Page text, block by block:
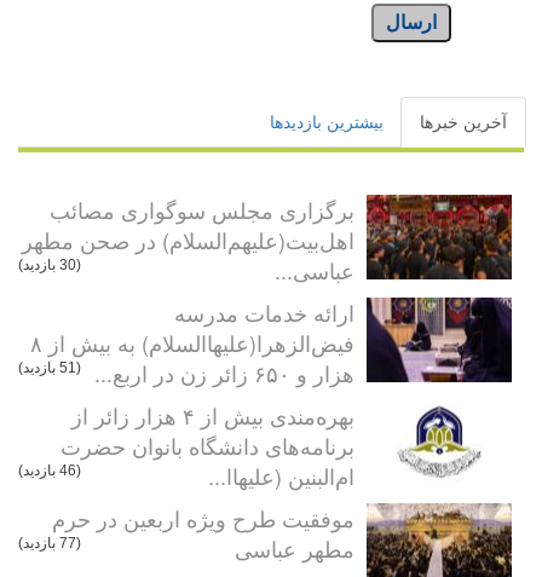
ارسال
آخرین خبرها بیشترین بازدیدها
برگزاری مجلس سوگواری مصائب
اهل‌بیت(علیهم‌السلام) در صحن مطهر
عباسی...
(30 بازدید)
ارائه خدمات مدرسه
فیض‌الزهرا(علیهاالسلام) به بیش از ۸
هزار و ۶۵۰ زائر زن در اربع...
(51 بازدید)
بهره‌مندی بیش از ۴ هزار زائر از
برنامه‌های دانشگاه بانوان حضرت
ام‌البنین (علیهاا...
(46 بازدید)
موفقیت طرح ویژه اربعین در حرم
مطهر عباسی
(77 بازدید)